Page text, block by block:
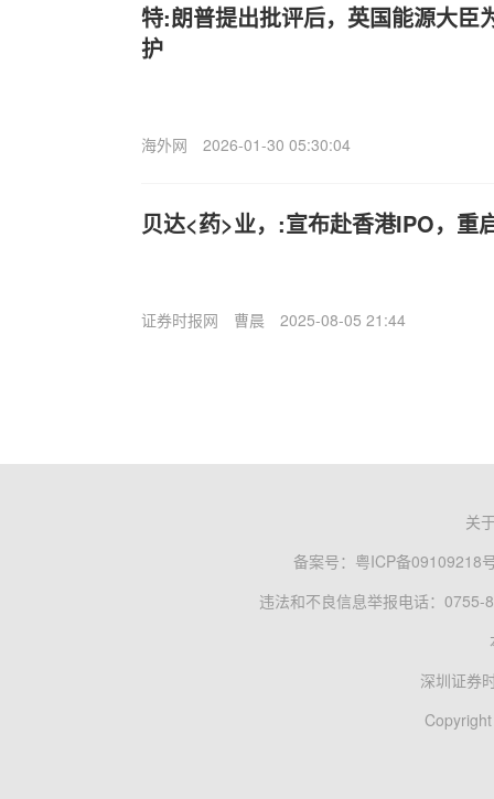
特:朗普提出批评后，英国能源大臣
护
海外网 2026-01-30 05:30:04
贝达<药>业，:宣布赴香港IPO，重
证券时报网 曹晨 2025-08-05 21:44
关
备案号： 粤ICP备09109218
违法和不良信息举报电话：0755-
深圳证券